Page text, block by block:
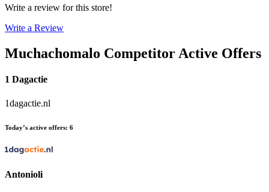
Write a review for this store!
Write a Review
Muchachomalo Competitor Active Offers
1 Dagactie
1dagactie.nl
Today’s active offers: 6
Antonioli